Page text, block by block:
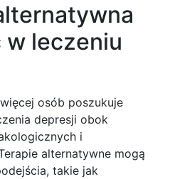
w leczeniu
osób poszukuje
depresji obok
i
alternatywne mogą
takie jak